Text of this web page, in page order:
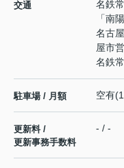
交通 名鉄
「南
名古
屋市
名鉄
駐車場 / 月額 空有
更新料 /
更新事務手数料
- / -